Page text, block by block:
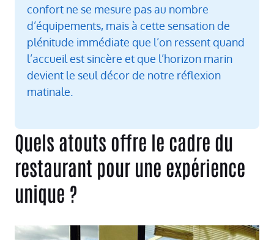
confort ne se mesure pas au nombre
d’équipements, mais à cette sensation de
plénitude immédiate que l’on ressent quand
l’accueil est sincère et que l’horizon marin
devient le seul décor de notre réflexion
matinale.
Quels atouts offre le cadre du
restaurant pour une expérience
unique ?